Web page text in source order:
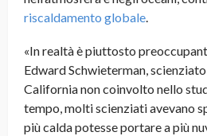
riscaldamento globale
«In realtà è piuttosto
Edward Schwieterman,
California non coinvolto nello
tempo, molti scienziati avevano
più calda potesse portare a più